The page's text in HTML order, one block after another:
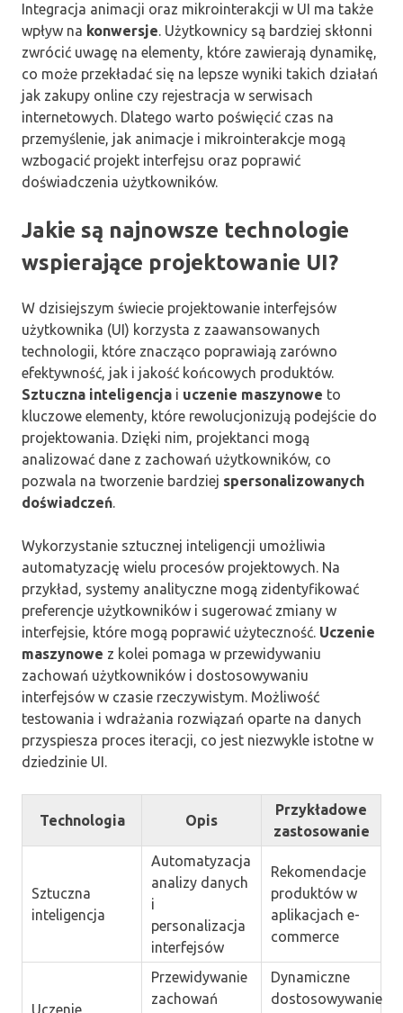
Integracja animacji oraz mikrointerakcji w UI ma także
wpływ na konwersje. Użytkownicy są bardziej skłonni
zwrócić uwagę na elementy, które zawierają dynamikę,
co może przekładać się na lepsze wyniki takich działań
jak zakupy online czy rejestracja w serwisach
internetowych. Dlatego warto poświęcić czas na
przemyślenie, jak animacje i mikrointerakcje mogą
wzbogacić projekt interfejsu oraz poprawić
doświadczenia użytkowników.
Jakie są najnowsze technologie
wspierające projektowanie UI?
W dzisiejszym świecie projektowanie interfejsów
użytkownika (UI) korzysta z zaawansowanych
technologii, które znacząco poprawiają zarówno
efektywność, jak i jakość końcowych produktów.
Sztuczna inteligencja i uczenie maszynowe to
kluczowe elementy, które rewolucjonizują podejście do
projektowania. Dzięki nim, projektanci mogą
analizować dane z zachowań użytkowników, co
pozwala na tworzenie bardziej spersonalizowanych
doświadczeń.
Wykorzystanie sztucznej inteligencji umożliwia
automatyzację wielu procesów projektowych. Na
przykład, systemy analityczne mogą zidentyfikować
preferencje użytkowników i sugerować zmiany w
interfejsie, które mogą poprawić użyteczność. Uczenie
maszynowe z kolei pomaga w przewidywaniu
zachowań użytkowników i dostosowywaniu
interfejsów w czasie rzeczywistym. Możliwość
testowania i wdrażania rozwiązań oparte na danych
przyspiesza proces iteracji, co jest niezwykle istotne w
dziedzinie UI.
Technologia Opis
Przykładowe
zastosowanie
Sztuczna
inteligencja
Automatyzacja
analizy danych
i
personalizacja
interfejsów
Rekomendacje
produktów w
aplikacjach e-
commerce
Uczenie
Przewidywanie
zachowań
Dynamiczne
dostosowywanie